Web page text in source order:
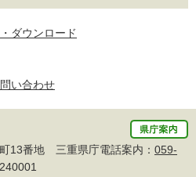
ダウンロード
い合わせ
13番地 三重県庁電話案内： 059-